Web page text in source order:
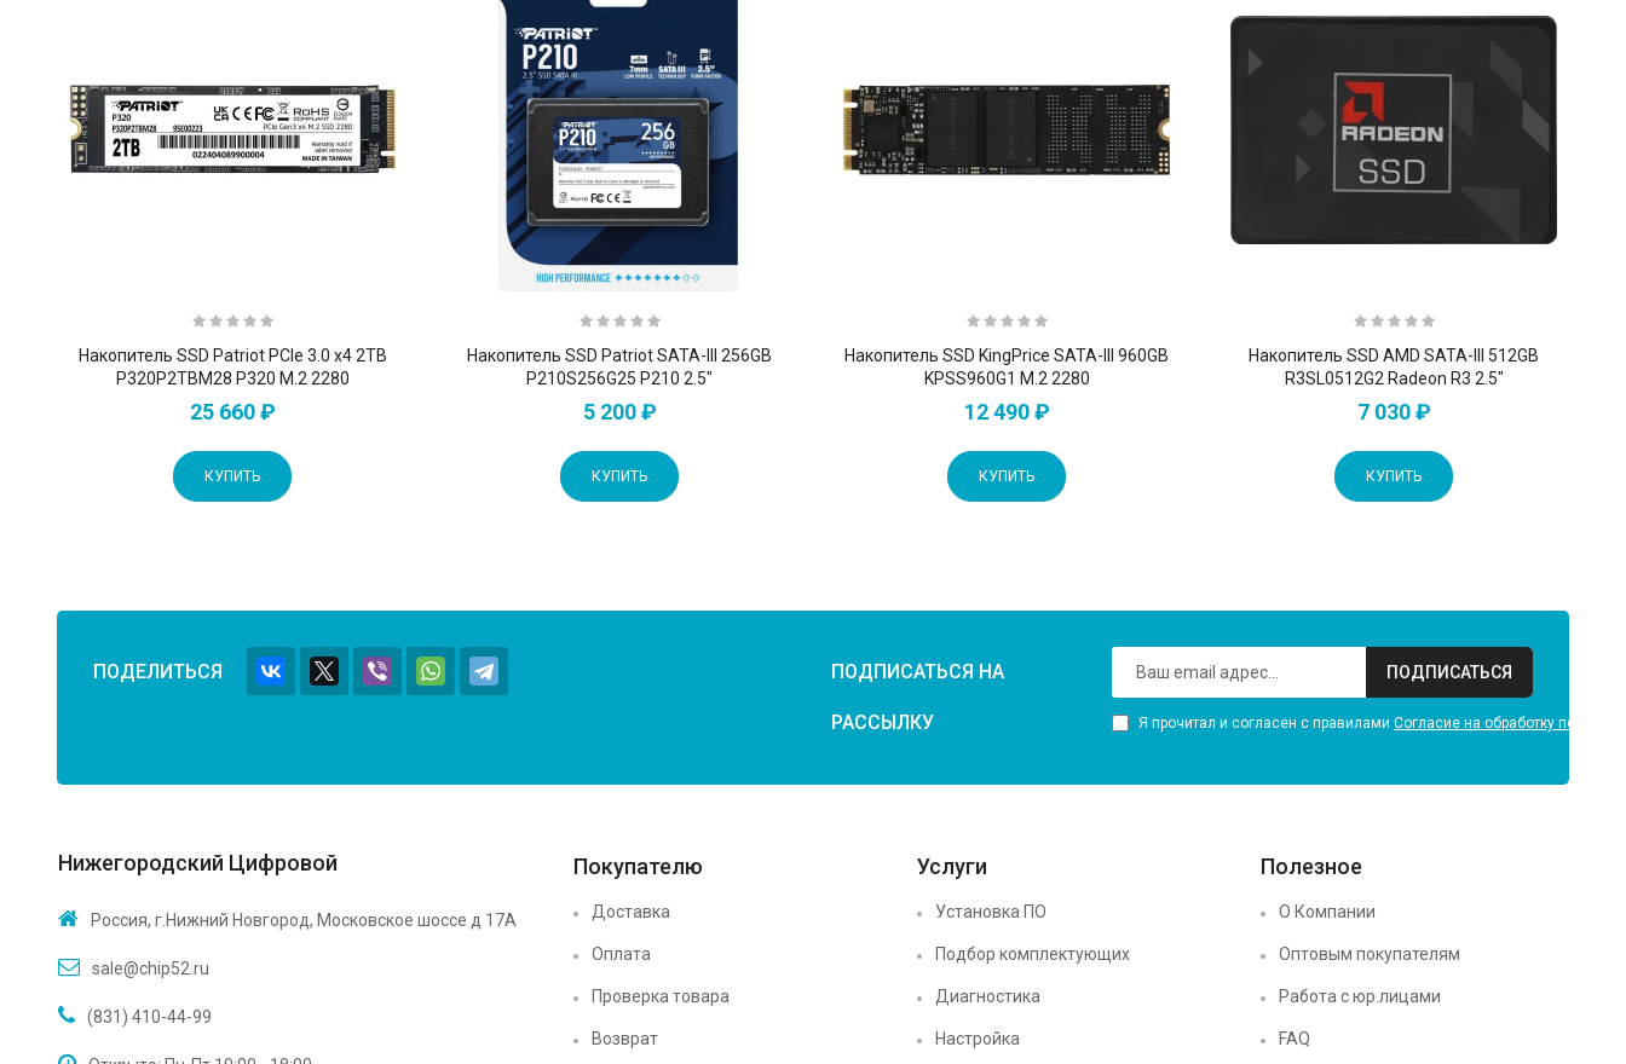
Накопитель SSD Patriot PCIe 3.0 x4 2TB
P320P2TBM28 P320 M.2 2280
25 660 ₽
КУПИТЬ
Накопитель SSD Patriot SATA-III 256GB
P210S256G25 P210 2.5"
5 200 ₽
КУПИТЬ
Накопитель SSD KingPrice SATA-III 960GB
KPSS960G1 M.2 2280
12 490 ₽
КУПИТЬ
Накопитель SSD AMD SATA-III 512GB
R3SL0512G2 Radeon R3 2.5"
7 030 ₽
КУПИТЬ
ПОДЕЛИТЬСЯ ПОДПИСАТЬСЯ НА
РАССЫЛКУ
ПОДПИСАТЬСЯ
Я прочитал и согласен с правилами Согласие на обработку
Нижегородский Цифровой
Россия, г.Нижний Новгород, Московское шоссе д 17А
sale@chip52.ru
(831) 410-44-99
Покупателю
Доставка
Оплата
Проверка товара
Возврат
Услуги
Установка ПО
Подбор комплектующих
Диагностика
Настройка
Полезное
О Компании
Оптовым покупателям
Работа с юр.лицами
FAQ